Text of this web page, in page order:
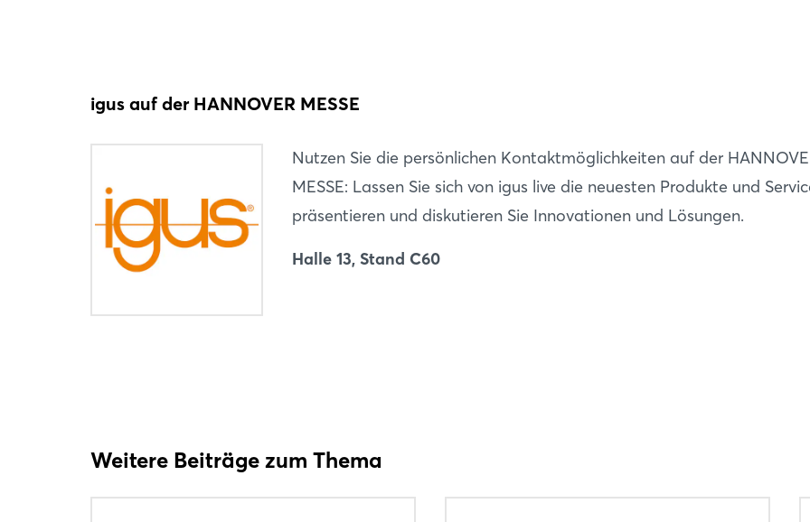
igus auf der HANNOVER MESSE
Nutzen Sie die persönlichen Kontaktmöglichkeiten auf der
MESSE: Lassen Sie sich von igus live die neuesten Produkte und
präsentieren und diskutieren Sie Innovationen und Lösungen.
Halle 13, Stand C60
Weitere Beiträge zum Thema